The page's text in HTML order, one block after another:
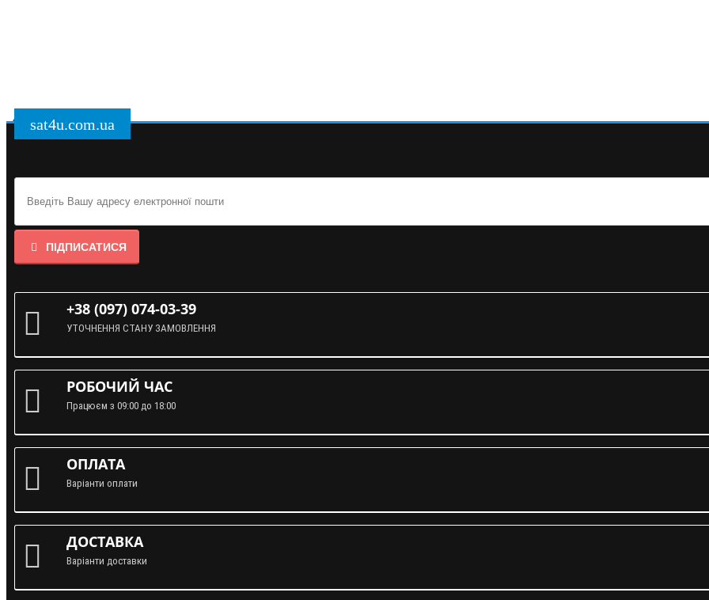
sat4u.com.ua
ПІДПИСАТИСЯ
+38 (097) 074-03-39
УТОЧНЕННЯ СТАНУ ЗАМОВЛЕННЯ
РОБОЧИЙ ЧАС
Працюєм з 09:00 до 18:00
ОПЛАТА
Варіанти оплати
ДОСТАВКА
Варіанти доставки